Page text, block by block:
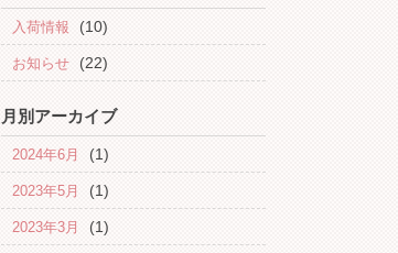
入荷情報 (10)
お知らせ (22)
月別アーカイブ
2024年6月 (1)
2023年5月 (1)
2023年3月 (1)